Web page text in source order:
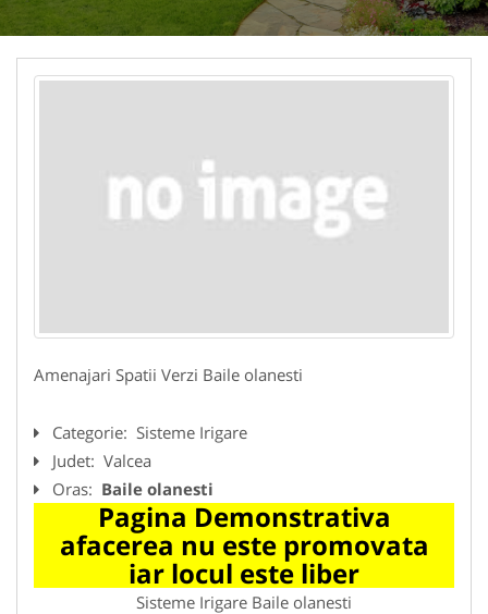
Amenajari Spatii Verzi Baile olanesti
Categorie: Sisteme Irigare
Judet: Valcea
Oras: Baile olanesti
Pagina Demonstrativa
afacerea nu este promovata
iar locul este liber
Sisteme Irigare Baile olanesti